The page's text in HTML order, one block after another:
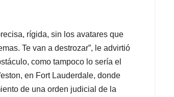
rígida, sin los avatares que
Te van a destrozar”, le advirtió
como tampoco lo sería el
en Fort Lauderdale, donde
de una orden judicial de la